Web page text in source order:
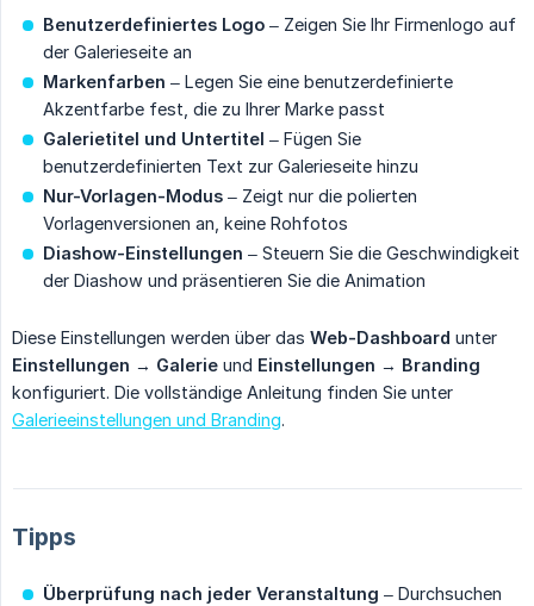
Benutzerdefiniertes Logo – Zeigen Sie Ihr Firmenlogo auf
der Galerieseite an
Markenfarben – Legen Sie eine benutzerdefinierte
Akzentfarbe fest, die zu Ihrer Marke passt
Galerietitel und Untertitel – Fügen Sie
benutzerdefinierten Text zur Galerieseite hinzu
Nur-Vorlagen-Modus – Zeigt nur die polierten
Vorlagenversionen an, keine Rohfotos
Diashow-Einstellungen – Steuern Sie die Geschwindigkeit
der Diashow und präsentieren Sie die Animation
Diese Einstellungen werden über das Web-Dashboard unter
Einstellungen → Galerie und Einstellungen → Branding
konfiguriert. Die vollständige Anleitung finden Sie unter
Galerieeinstellungen und Branding.
Tipps
Überprüfung nach jeder Veranstaltung – Durchsuchen